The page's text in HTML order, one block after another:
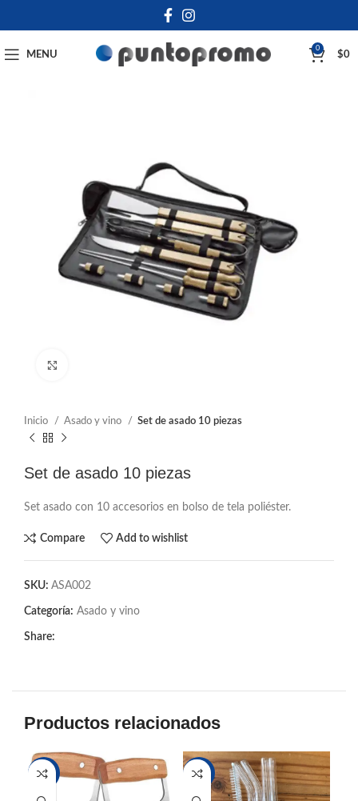
MENU
0
$0
Inicio Asado y vino Set de asado 10 piezas
Set de asado 10 piezas
Set asado con 10 accesorios en bolso de tela poliéster.
Compare Add to wishlist
SKU: ASA002
Categoría: Asado y vino
Share:
Productos relacionados
-50% -20%